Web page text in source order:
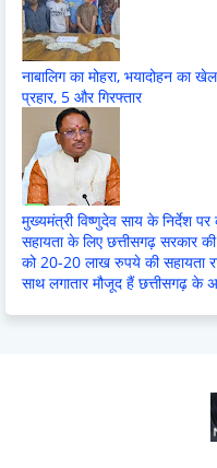
नाबालिग का मोहरा, भयादोहन का
प्रहार, 5 और गिरफ्तार
मुख्यमंत्री विष्णुदेव साय के निर्देश
सहायता के लिए छत्तीसगढ़ सरकार
को 20-20 लाख रुपये की सहायता
साथ लगातार मौजूद हैं छत्तीसगढ़ के